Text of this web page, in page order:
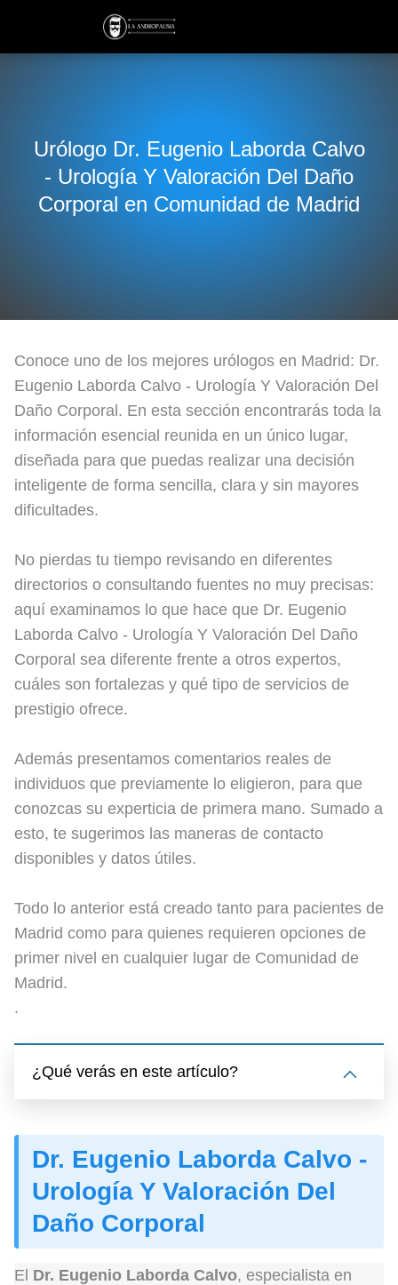
Urólogo Dr. Eugenio Laborda Calvo
- Urología Y Valoración Del Daño
Corporal en Comunidad de Madrid
Conoce uno de los mejores urólogos en Madrid: Dr.
Eugenio Laborda Calvo - Urología Y Valoración Del
Daño Corporal. En esta sección encontrarás toda la
información esencial reunida en un único lugar,
diseñada para que puedas realizar una decisión
inteligente de forma sencilla, clara y sin mayores
dificultades.
No pierdas tu tiempo revisando en diferentes
directorios o consultando fuentes no muy precisas:
aquí examinamos lo que hace que Dr. Eugenio
Laborda Calvo - Urología Y Valoración Del Daño
Corporal sea diferente frente a otros expertos,
cuáles son fortalezas y qué tipo de servicios de
prestigio ofrece.
Además presentamos comentarios reales de
individuos que previamente lo eligieron, para que
conozcas su experticia de primera mano. Sumado a
esto, te sugerimos las maneras de contacto
disponibles y datos útiles.
Todo lo anterior está creado tanto para pacientes de
Madrid como para quienes requieren opciones de
primer nivel en cualquier lugar de Comunidad de
Madrid.
.
¿Qué verás en este artículo?
Dr. Eugenio Laborda Calvo -
Urología Y Valoración Del
Daño Corporal
El Dr. Eugenio Laborda Calvo, especialista en